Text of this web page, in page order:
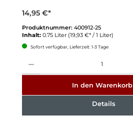
14,95 €*
Produktnummer: 400912-25
Inhalt: 0.75 Liter (19,93 €* / 1 Liter)
Sofort verfügbar, Lieferzeit: 1-3 Tage
In den Warenkorb
Details